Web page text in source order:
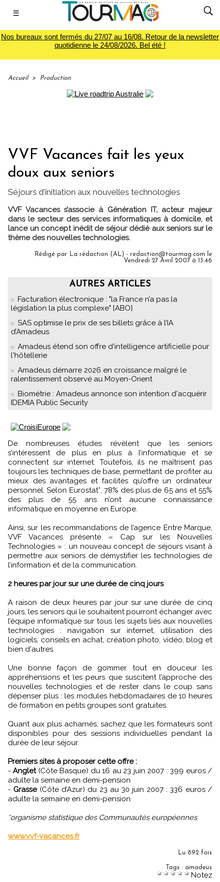
☰
Nos bureaux sont fermés du 27/07 au 16/08. Retour de la newsletter
quotidienne le 24/08/2026. Bel été !
Accueil > Production
VVF Vacances fait les yeux
doux aux seniors
Séjours d'initiation aux nouvelles technologies
VVF Vacances s’associe à Génération IT, acteur majeur
dans le secteur des services informatiques à domicile, et
lance un concept inédit de séjour dédié aux seniors sur le
thème des nouvelles technologies.
Rédigé par La rédaction (AL) - redaction@tourmag.com le
Vendredi 27 Avril 2007 à 13:46
AUTRES ARTICLES
Facturation électronique : "la France n’a pas la
législation la plus complexe" [ABO]
SAS optimise le prix de ses billets grâce à l’IA
d’Amadeus
Amadeus étend son offre d'intelligence artificielle pour
l'hôtellerie
Amadeus démarre 2026 en croissance malgré le
ralentissement observé au Moyen-Orient
Biométrie : Amadeus annonce son intention d'acquérir
IDEMIA Public Security
De nombreuses études révèlent que les seniors
s’intéressent de plus en plus à l’informatique et se
connectent sur internet. Toutefois, ils ne maîtrisent pas
toujours les techniques de base, permettant de profiter au
mieux des avantages et facilités qu’offre un ordinateur
personnel. Selon Eurostat*, 78% des plus de 65 ans et 55%
des plus de 55 ans n’ont aucune connaissance
informatique en moyenne en Europe.
Ainsi, sur les recommandations de l’agence Entre Marque,
VVF Vacances présente « Cap sur les Nouvelles
Technologies » : un nouveau concept de séjours visant à
permettre aux seniors de démystifier les technologies de
l’information et de la communication.
2 heures par jour sur une durée de cinq jours
A raison de deux heures par jour sur une durée de cinq
jours, les seniors qui le souhaitent pourront échanger avec
l’équipe informatique sur tous les sujets liés aux nouvelles
technologies : navigation sur internet, utilisation des
logiciels, conseils en achat, création photo, vidéo, blog et
bien d'autres.
Une bonne façon de gommer tout en douceur les
appréhensions et les peurs que suscitent l’approche des
nouvelles technologies et de rester dans le coup sans
dépenser plus : les modules hebdomadaires de 10 heures
de formation en petits groupes sont gratuites.
Quant aux plus acharnés, sachez que les formateurs sont
disponibles pour des sessions individuelles pendant la
durée de leur séjour.
Premiers sites à proposer cette offre :
-Anglet(Côte Basque) du 16 au 23 juin 2007 : 399 euros /
adulte la semaine en demi-pension
- Grasse(Côte d’Azur) du 23 au 30 juin 2007 : 336 euros /
adulte la semaine en demi-pension
*organisme statistique des Communautés européennes
www.vvf-vacances.fr
Lu 892 fois
Tags : amadeus
Notez